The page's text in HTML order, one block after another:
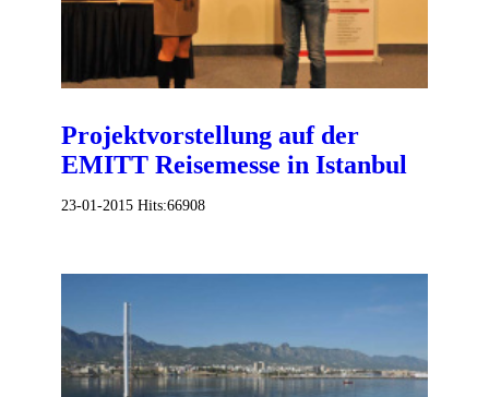
Projektvorstellung auf der
EMITT Reisemesse in Istanbul
23-01-2015 Hits:66908